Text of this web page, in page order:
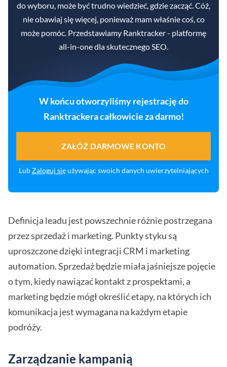
do wyboru, może być trudno wiedzieć, gdzie zacząć. Cóż,
nie obawiaj się więcej, ponieważ mam właśnie coś, co
może pomóc. Przedstawiamy Ranktracker - platformę
all-in-one dla skutecznego SEO.
W końcu otworzyliśmy rejestrację do
Ranktrackera całkowicie za darmo!
ZAŁÓŻ DARMOWE KONTO
LubZaloguj sięużywając swoich danych uwierzytelniających
Definicja leadu jest powszechnie różnie postrzegana
przez sprzedaż i marketing. Punkty styku są
uproszczone dzięki integracji CRM i marketing
automation. Sprzedaż będzie miała jaśniejsze pojęcie
o tym, kiedy nawiązać kontakt z prospektami, a
marketing będzie mógł określić etapy, na których ich
komunikacja jest wymagana na każdym etapie
podróży.
Zarządzanie kampanią